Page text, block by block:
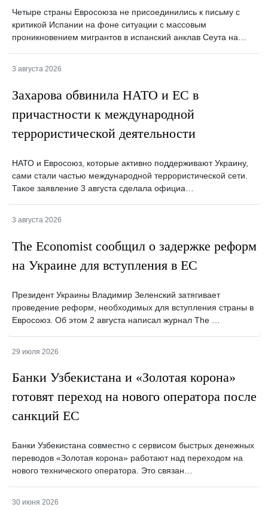
Четыре страны Евросоюза не присоединились к письму с
критикой Испании на фоне ситуации с массовым
проникновением мигрантов в испанский анклав Сеута на…
3 августа 2026
Захарова обвинила НАТО и ЕС в
причастности к международной
террористической деятельности
НАТО и Евросоюз, которые активно поддерживают Украину,
сами стали частью международной террористической сети.
Такое заявление 3 августа сделала официа…
3 августа 2026
The Economist сообщил о задержке реформ
на Украине для вступления в ЕС
Президент Украины Владимир Зеленский затягивает
проведение реформ, необходимых для вступления страны в
Евросоюз. Об этом 2 августа написал журнал The …
29 июля 2026
Банки Узбекистана и «Золотая корона»
готовят переход на нового оператора после
санкций ЕС
Банки Узбекистана совместно с сервисом быстрых денежных
переводов «Золотая корона» работают над переходом на
нового технического оператора. Это связан…
30 июня 2026